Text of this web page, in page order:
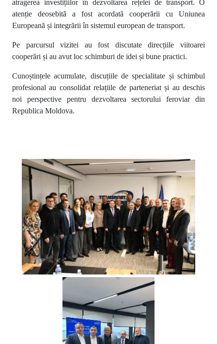
atragerea investițiilor în dezvoltarea rețelei de transport. O
atenție deosebită a fost acordată cooperării cu Uniunea
Europeană și integrării în sistemul european de transport.
Pe parcursul vizitei au fost discutate direcțiile viitoarei
cooperări și au avut loc schimburi de idei și bune practici.
Cunoștințele acumulate, discuțiile de specialitate și schimbul
profesional au consolidat relațiile de parteneriat și au deschis
noi perspective pentru dezvoltarea sectorului feroviar din
Republica Moldova.